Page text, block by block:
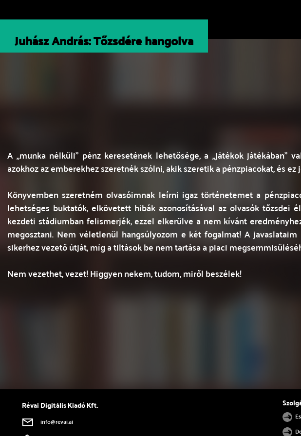
Juhász András: Tőzsdére hangolva
A „munka nélküli” pénz keresetének lehetősége, a „játékok játékában”
azokhoz az emberekhez szeretnék szólni, akik szeretik a pénzpiacokat, és
Könyvemben szeretném olvasóimnak leírni igaz történetemet a
lehetséges buktatók, elkövetett hibák azonosításával az olvasók
kezdeti stádiumban felismerjék, ezzel elkerülve a nem kívánt
megosztani. Nem véletlenül hangsúlyozom e két fogalmat! A
sikerhez vezető útját, míg a tiltások be nem tartása a piaci
Nem vezethet, vezet! Higgyen nekem, tudom, miről beszélek!
Révai Digitális Kiadó Kft.
info@revai.ai